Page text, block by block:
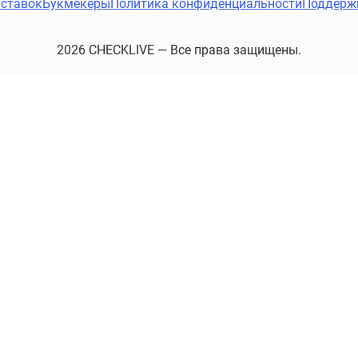
Букмекеры Политика конфиденциальности
2026 CHECKLIVE — Все права защищены.